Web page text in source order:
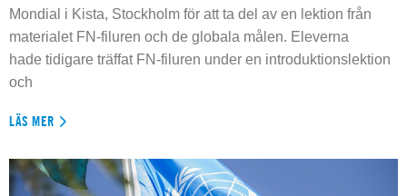
Mondial i Kista, Stockholm för att ta del av en lektion från
materialet FN-filuren och de globala målen. Eleverna
hade tidigare träffat FN-filuren under en introduktionslektion
och
LÄS MER